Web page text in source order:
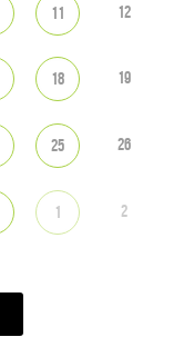
11 12
18 19
25 26
1 2